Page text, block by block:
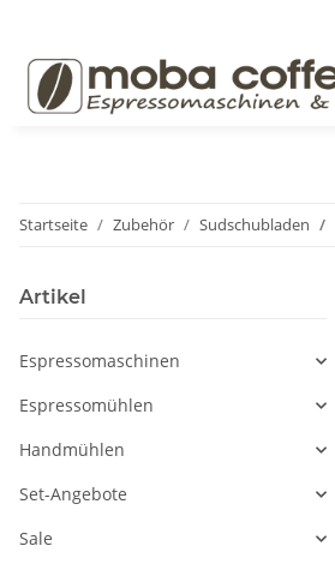
Startseite Zubehör Sudschubladen
Artikel
Espressomaschinen
Espressomühlen
Handmühlen
Set-Angebote
Sale